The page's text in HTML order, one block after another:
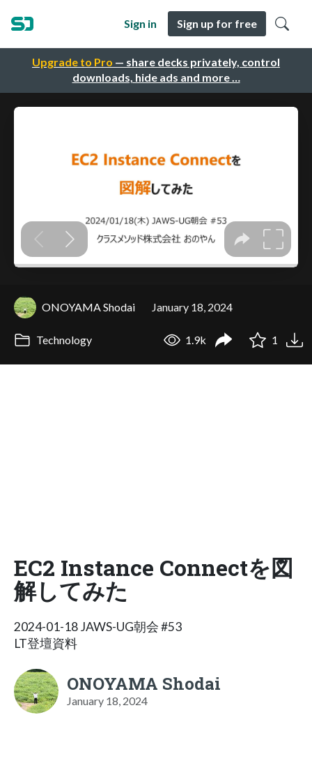
Upgrade to Pro — share decks privately, control
downloads, hide ads and more …
Sign in Sign up for free
ONOYAMA Shodai January 18, 2024
Technology 1.9k 1
EC2 Instance Connectを図
解してみた
2024-01-18 JAWS-UG朝会 #53
LT登壇資料
ONOYAMA Shodai
January 18, 2024